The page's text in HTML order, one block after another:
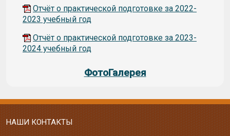
Отчёт о практической подготовке за 2022-
2023 учебный год
Отчёт о практической подготовке за 2023-
2024 учебный год
ФотоГалерея
НАШИ КОНТАКТЫ